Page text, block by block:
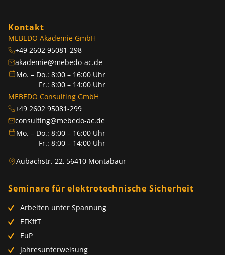
Kontakt
MEBEDO Akademie GmbH
+49 2602 95081-298
akademie@mebedo-ac.de
Mo. – Do.: 8:00 – 16:00 Uhr
Fr.: 8:00 – 14:00 Uhr
MEBEDO Consulting GmbH
+49 2602 95081-299
consulting@mebedo-ac.de
Mo. – Do.: 8:00 – 16:00 Uhr
Fr.: 8:00 – 14:00 Uhr
Aubachstr. 22, 56410 Montabaur
Seminare für elektrotechnische Sicherheit
Arbeiten unter Spannung
EFKffT
EuP
Jahresunterweisung